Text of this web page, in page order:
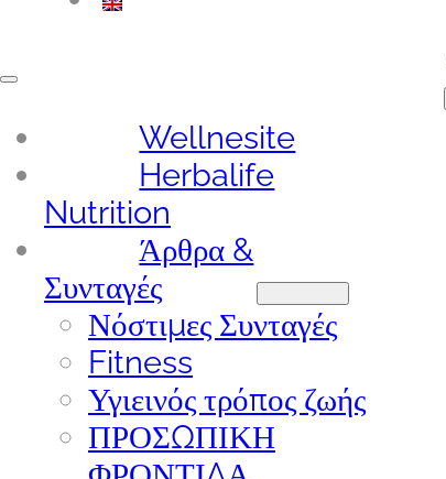
Wellnesite
Herbalife
Nutrition
Άρθρα &
Συνταγές
Νόστιμες Συνταγές
Fitness
Υγιεινός τρόπος ζωής
ΠΡΟΣΩΠΙΚΗ